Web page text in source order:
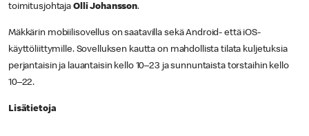
toimitusjohtaja Olli Johansson.
Mäkkärin mobiilisovellus on saatavilla sekä Android- että iOS-
käyttöliittymille. Sovelluksen kautta on mahdollista tilata kuljetuksia
perjantaisin ja lauantaisin kello 10–23 ja sunnuntaista torstaihin kello
10–22.
Lisätietoja